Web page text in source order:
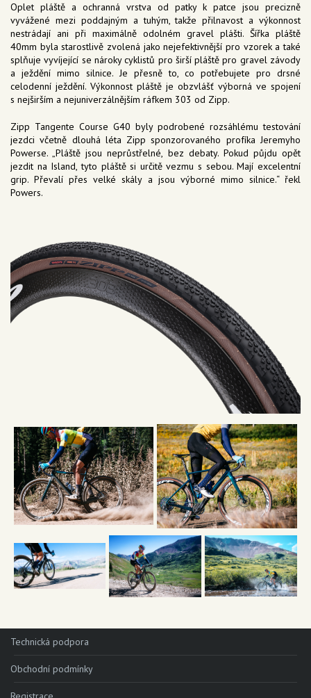
Oplet pláště a ochranná vrstva od patky k patce jsou precizně
vyvážené mezi poddajným a tuhým, takže přilnavost a výkonnost
nestrádají ani při maximálně odolném gravel plášti. Šířka pláště
40mm byla starostlivě zvolená jako nejefektivnější pro vzorek a také
splňuje vyvíjející se nároky cyklistů pro širší pláště pro gravel závody
a ježdění mimo silnice. Je přesně to, co potřebujete pro drsné
celodenní ježdění. Výkonnost pláště je obzvlášť výborná ve spojení
s nejširším a nejuniverzálnějším ráfkem 303 od Zipp.
Zipp Tangente Course G40 byly podrobené rozsáhlému testování
jezdci včetně dlouhá léta Zipp sponzorovaného profíka Jeremyho
Powerse. „Pláště jsou neprůstřelné, bez debaty. Pokud půjdu opět
jezdit na Island, tyto pláště si určitě vezmu s sebou. Mají excelentní
grip. Převalí přes velké skály a jsou výborné mimo silnice.“ řekl
Powers.
Technická podpora
Obchodní podmínky